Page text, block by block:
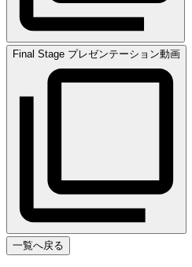
Final Stage プレゼンテーション動画
一覧へ戻る